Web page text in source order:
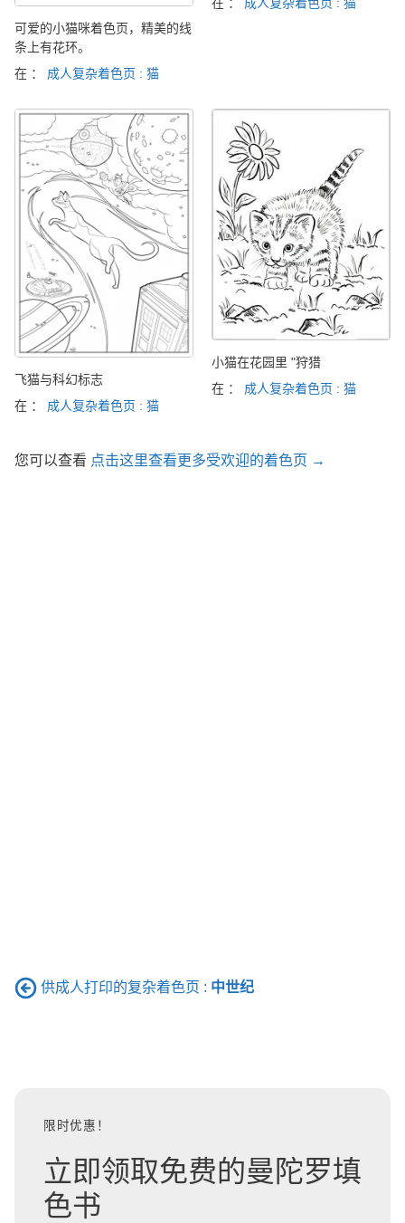
可爱的小猫咪着色页，精美的线
条上有花环。
在 ： 成人复杂着色页 : 猫
在 ： 成人复杂着色页 : 猫
飞猫与科幻标志
在 ： 成人复杂着色页 : 猫
小猫在花园里 "狩猎
在 ： 成人复杂着色页 : 猫
您可以查看 点击这里查看更多受欢迎的着色页 →
供成人打印的复杂着色页 : 中世纪
限时优惠！
立即领取免费的曼陀罗填
色书